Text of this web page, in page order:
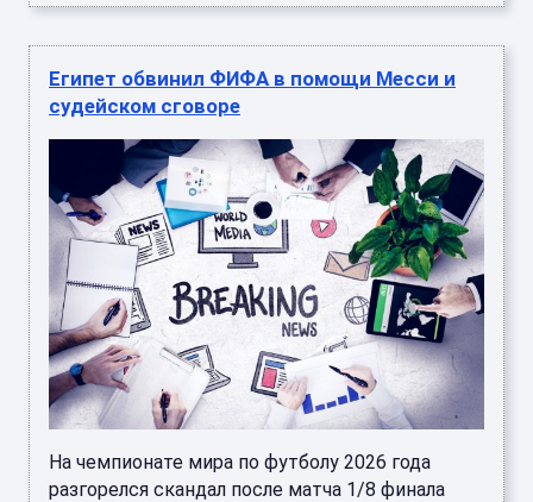
Египет обвинил ФИФА в помощи Месси и
судейском сговоре
На чемпионате мира по футболу 2026 года
разгорелся скандал после матча 1/8 финала